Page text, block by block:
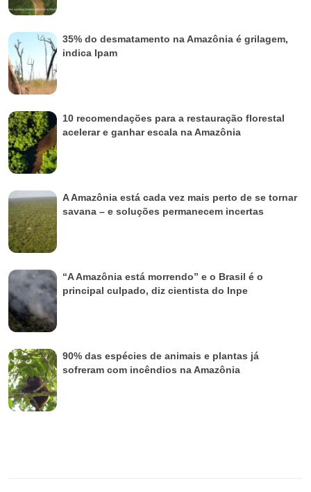
35% do desmatamento na Amazônia é grilagem,
indica Ipam
10 recomendações para a restauração florestal
acelerar e ganhar escala na Amazônia
A Amazônia está cada vez mais perto de se tornar
savana – e soluções permanecem incertas
“A Amazônia está morrendo” e o Brasil é o
principal culpado, diz cientista do Inpe
90% das espécies de animais e plantas já
sofreram com incêndios na Amazônia